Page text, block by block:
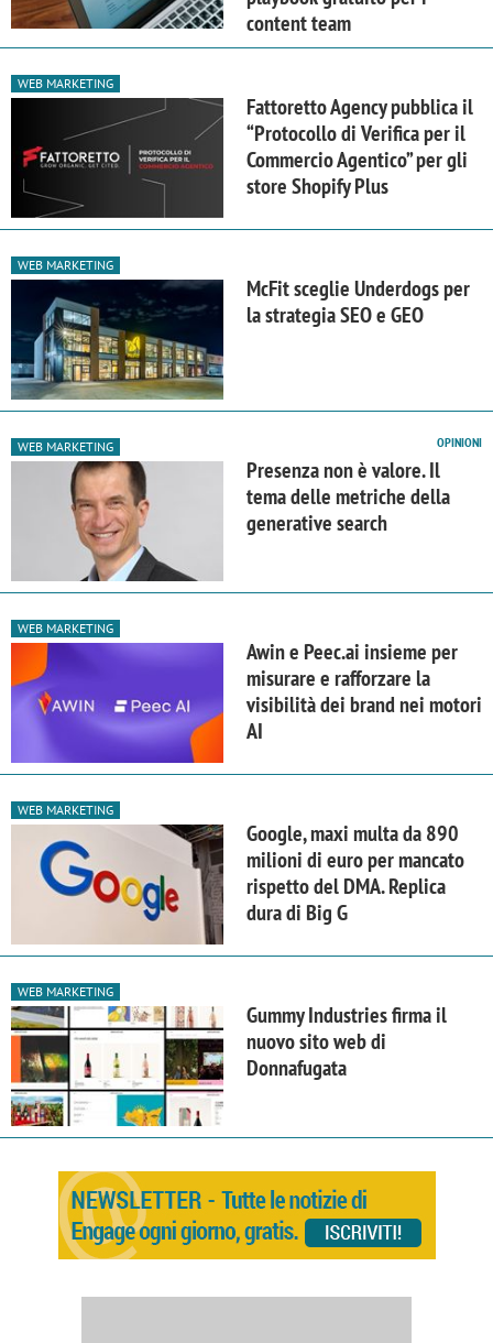
content team
WEB MARKETING
Fattoretto Agency pubblica il
“Protocollo di Verifica per il
Commercio Agentico” per gli
store Shopify Plus
WEB MARKETING
McFit sceglie Underdogs per
la strategia SEO e GEO
WEB MARKETING OPINIONI
Presenza non è valore. Il
tema delle metriche della
generative search
WEB MARKETING
Awin e Peec.ai insieme per
misurare e rafforzare la
visibilità dei brand nei motori
AI
WEB MARKETING
Google, maxi multa da 890
milioni di euro per mancato
rispetto del DMA. Replica
dura di Big G
WEB MARKETING
Gummy Industries firma il
nuovo sito web di
Donnafugata